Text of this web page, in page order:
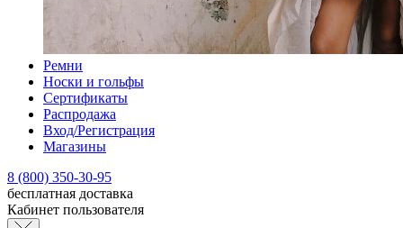
Ремни
Носки и гольфы
Сертификаты
Распродажа
Вход/Регистрация
Магазины
8 (800) 350-30-95
бесплатная доставка
Кабинет пользователя